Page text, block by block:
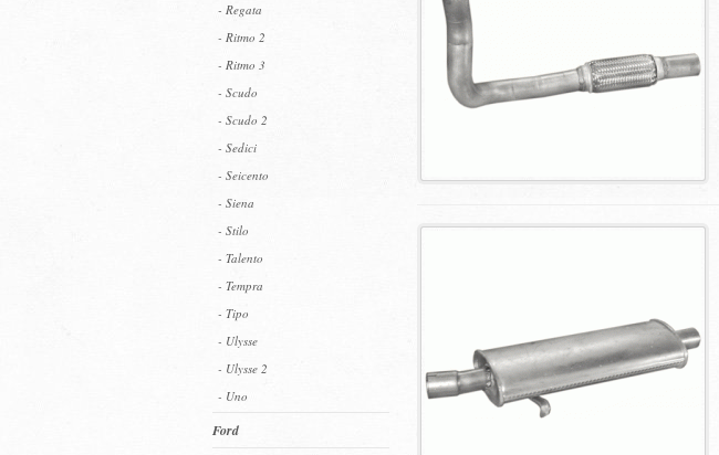
- Regata
- Ritmo 2
- Ritmo 3
- Scudo
- Scudo 2
- Sedici
- Seicento
- Siena
- Stilo
- Talento
- Tempra
- Tipo
- Ulysse
- Ulysse 2
- Uno
Ford